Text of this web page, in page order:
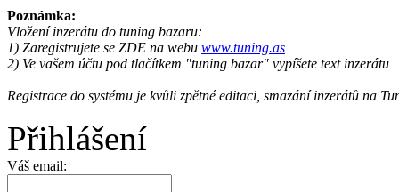
Poznámka:
Vložení inzerátu do tuning bazaru:
1) Zaregistrujete se ZDE na webu www.tuning.as
2) Ve vašem účtu pod tlačítkem "tuning bazar" vypíšete text inzerátu
Registrace do systému je kvůli zpětné editaci, smazání inzerátů na
Přihlášení
Váš email: